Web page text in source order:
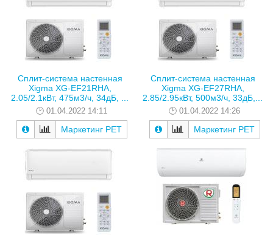
Сплит-система настенная
Xigma XG-EF21RHA,
2.05/2.1кВт, 475м3/ч, 34дБ, ...
01.04.2022 14:11
Маркетинг РЕТ
Сплит-система настенная
Xigma XG-EF27RHA,
2.85/2.95кВт, 500м3/ч, 33дБ,...
01.04.2022 14:26
Маркетинг РЕТ